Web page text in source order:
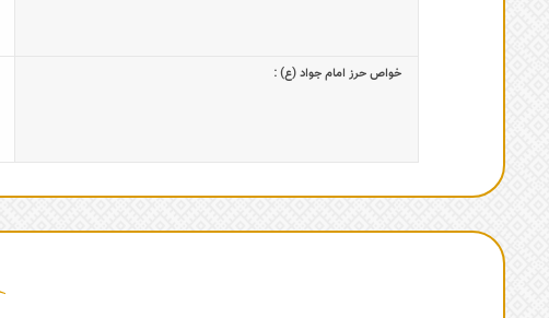
خواص حرز امام جواد (ع) :